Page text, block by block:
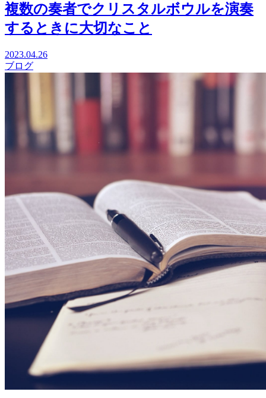
複数の奏者でクリスタルボウルを演奏
するときに大切なこと
2023.04.26
ブログ